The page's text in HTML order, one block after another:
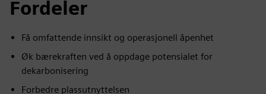
Fordeler
Få omfattende innsikt og operasjonell åpenhet
Øk bærekraften ved å oppdage potensialet for
dekarbonisering
Forbedre plassutnyttelsen